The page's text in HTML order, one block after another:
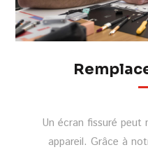
Un écran fissuré peut
appareil. Grâce à